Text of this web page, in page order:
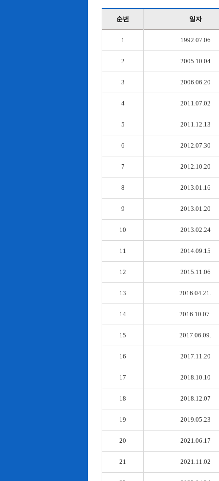
순번 일자
1 1992.07.06
2 2005.10.04
3 2006.06.20
4 2011.07.02
5 2011.12.13
6 2012.07.30
7 2012.10.20
8 2013.01.16
9 2013.01.20
10 2013.02.24
11 2014.09.15
12 2015.11.06
13 2016.04.21.
14 2016.10.07.
15 2017.06.09.
16 2017.11.20
17 2018.10.10
18 2018.12.07
19 2019.05.23
20 2021.06.17
21 2021.11.02